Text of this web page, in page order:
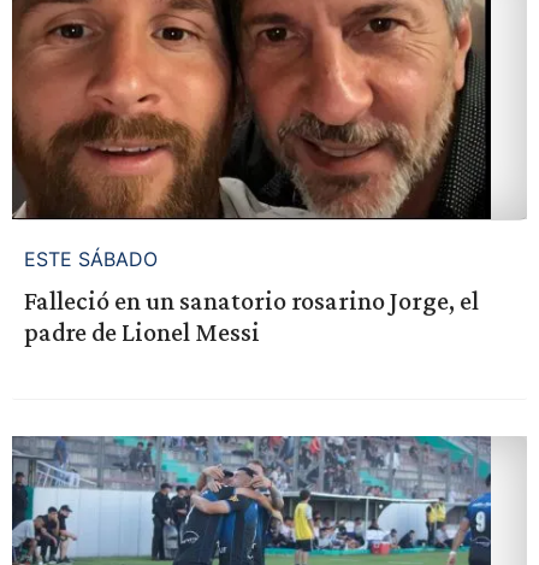
ESTE SÁBADO
Falleció en un sanatorio rosarino Jorge, el
padre de Lionel Messi